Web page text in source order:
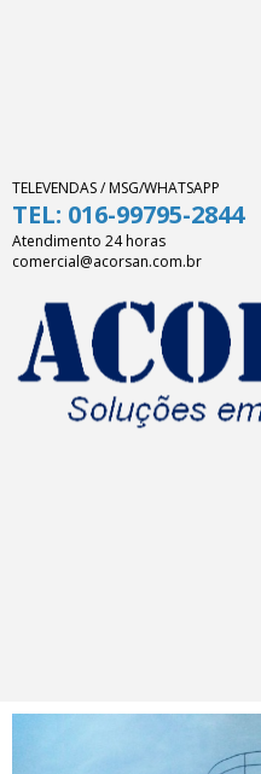
TELEVENDAS / MSG/WHATSAPP
TEL: 016-99795-2844
Atendimento 24 horas
comercial@acorsan.com.br